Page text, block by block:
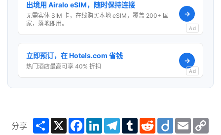
出境用 Airalo eSIM，随时保持连接
无需实体 SIM 卡，在线购买本地 eSIM，覆盖 200+ 国
家，落地即用。
→
Ad
立即预订，在 Hotels.com 省钱
热门酒店最高可享 40% 折扣
→
Ad
分享 ShareX Facebook
LinkedInTelegram
TumblrRedditDiigo Email